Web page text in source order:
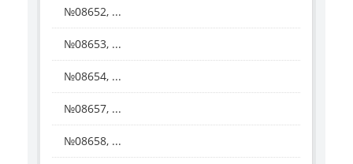
№08652, ...
№08653, ...
№08654, ...
№08657, ...
№08658, ...